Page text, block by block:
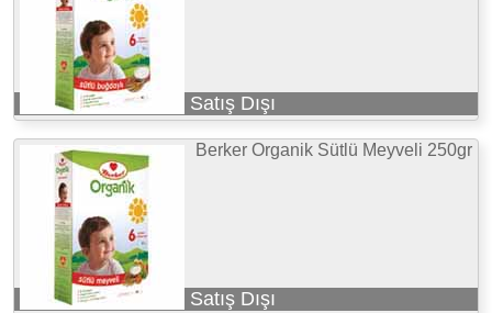
Satış Dışı
Berker Organik Sütlü Meyveli 250gr
Satış Dışı